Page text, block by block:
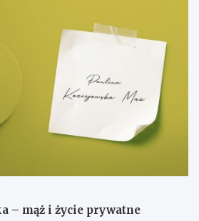
– mąż i życie prywatne